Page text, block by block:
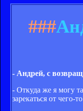
###
- Андрей, с
- Откуда же я могу
зарекаться от чего-